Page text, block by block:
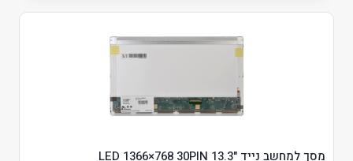
מסך למחשב נייד "13.3 LED 1366×768 30PIN